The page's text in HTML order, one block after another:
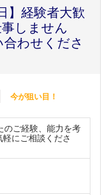
】経験者大歓
しません
わせくださ
今が狙い目！
のご経験、能力を考
にご相談くださ